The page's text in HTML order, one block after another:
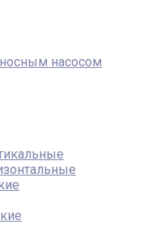
насосом